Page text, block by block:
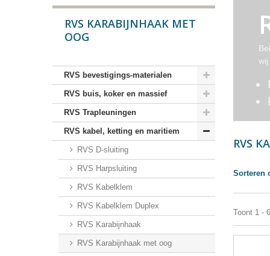
RVS KARABIJNHAAK MET
OOG
RVS bevestigings-materialen
RVS buis, koker en massief
RVS Trapleuningen
RVS kabel, ketting en maritiem
RVS D-sluiting
RVS Harpsluiting
RVS Kabelklem
RVS Kabelklem Duplex
RVS Karabijnhaak
RVS Karabijnhaak met oog
RVS
Sorteren
Toont 1 -